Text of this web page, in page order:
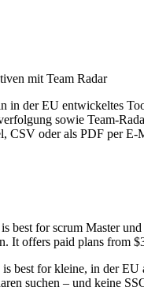
mit Team Radar
in der EU entwickeltes
sowie Team-
CSV oder als PDF per E-
best for scrum Master
It offers paid plans from
is best for kleine, in der
suchen – und keine